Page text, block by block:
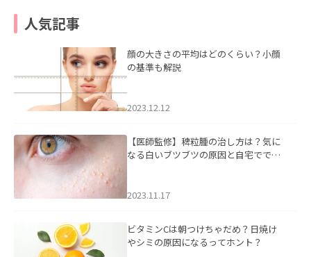
人気記事
顔の大きさの平均はどのくらい？小顔
の基準も解説
2023.12.12
【医師監修】稗粒腫の治し方は？気に
なる白いブツブツの原因と自宅ででき
2023.11.17
ビタミンCは朝つけちゃだめ？日焼け
やシミの原因になるってホント？